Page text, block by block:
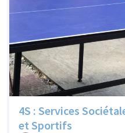
4S : Services
et Sportifs